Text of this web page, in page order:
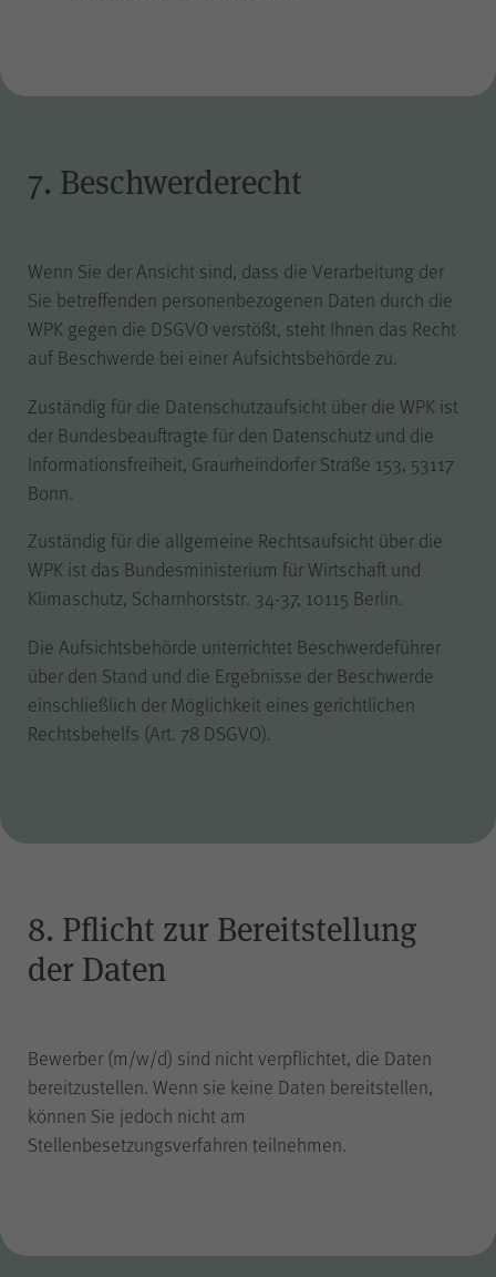
7. Beschwerderecht
Wenn Sie der Ansicht sind, dass die Verarbeitung der
Sie betreffenden personenbezogenen Daten durch die
WPK gegen die DSGVO verstößt, steht Ihnen das Recht
auf Beschwerde bei einer Aufsichtsbehörde zu.
Zuständig für die Datenschutzaufsicht über die WPK ist
der Bundesbeauftragte für den Datenschutz und die
Informationsfreiheit, Graurheindorfer Straße 153, 53117
Bonn.
Zuständig für die allgemeine Rechtsaufsicht über die
WPK ist das Bundesministerium für Wirtschaft und
Klimaschutz, Scharnhorststr. 34-37, 10115 Berlin.
Die Aufsichtsbehörde unterrichtet Beschwerdeführer
über den Stand und die Ergebnisse der Beschwerde
einschließlich der Möglichkeit eines gerichtlichen
Rechtsbehelfs (Art. 78 DSGVO).
8. Pflicht zur Bereitstellung
der Daten
Bewerber (m/w/d) sind nicht verpflichtet, die Daten
bereitzustellen. Wenn sie keine Daten bereitstellen,
können Sie jedoch nicht am
Stellenbesetzungsverfahren teilnehmen.